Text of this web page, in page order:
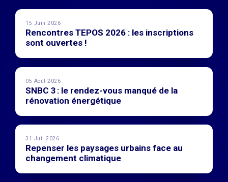
15 Juin 2026
Rencontres TEPOS 2026 : les inscriptions
sont ouvertes !
05 Août 2026
SNBC 3 : le rendez-vous manqué de la
rénovation énergétique
31 Juil 2026
Repenser les paysages urbains face au
changement climatique